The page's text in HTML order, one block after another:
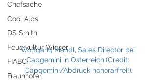
Chefsache
Cool Alps
DS Smith
Feuerkultur Wieser
FIABCI
Fraunhofer
Wolfgang Mandl, Sales Director bei
Capgemini in Österreich (Credit:
Capgemini/Abdruck honorarfrei!).